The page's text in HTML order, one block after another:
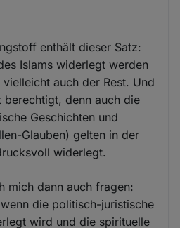
enthält dieser Satz:
Islams widerlegt werden
auch der Rest. Und
berechtigt, denn auch die
Geschichten und
Glauben) gelten in der
widerlegt.
mich dann auch fragen:
die politisch-juristische
wird und die spirituelle